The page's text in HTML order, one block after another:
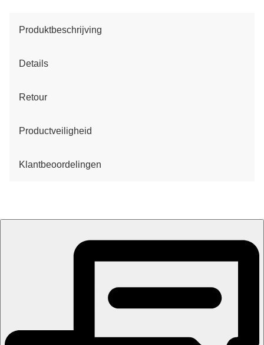
Produktbeschrijving
Details
Retour
Productveiligheid
Klantbeoordelingen